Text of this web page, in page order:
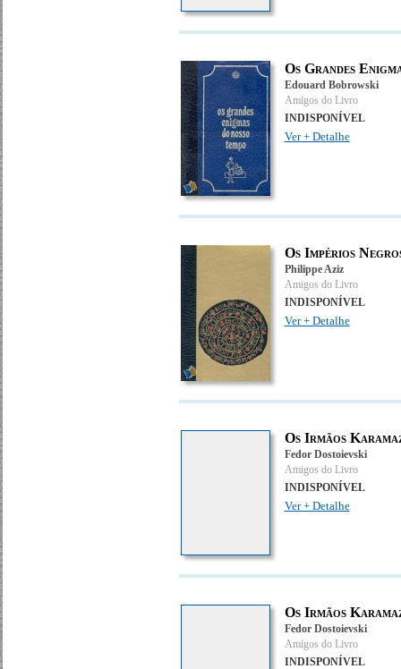
Os Grandes
Edouard Bobrowski
Amigos do Livro
INDISPONÍVEL
Ver + Detalhe
Os Impérios
Philippe Aziz
Amigos do Livro
INDISPONÍVEL
Ver + Detalhe
Os Irmãos
Fedor Dostoievski
Amigos do Livro
INDISPONÍVEL
Ver + Detalhe
Os Irmãos
Fedor Dostoievski
Amigos do Livro
INDISPONÍVEL